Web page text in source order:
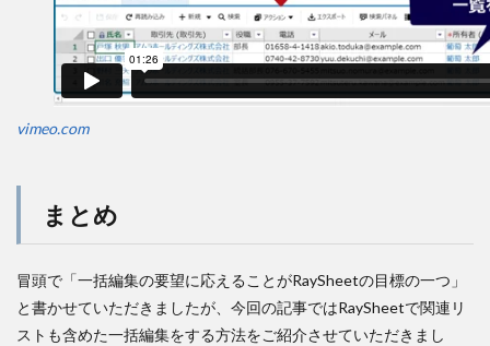
vimeo.com
まとめ
冒頭で「一括編集の要望に応えることがRaySheetの目標の一つ」
と書かせていただきましたが、今回の記事ではRaySheetで関連リ
ストも含めた一括編集をする方法をご紹介させていただきまし